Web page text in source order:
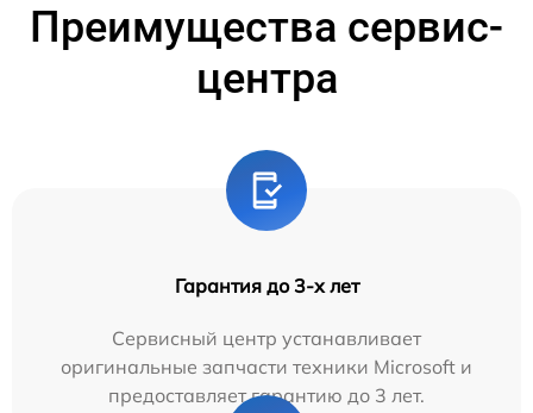
Преимущества сервис-
центра
Гарантия до 3-х лет
Сервисный центр устанавливает
оригинальные запчасти техники Microsoft и
предоставляет гарантию до 3 лет.